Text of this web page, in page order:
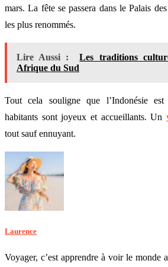
mars. La fête se passera dans le Palais
les plus renommés.
Lire Aussi :
Les traditions
Afrique du Sud
Tout cela souligne que l’Indonésie
habitants sont joyeux et accueillants. Un
tout sauf ennuyant.
Laurence
Voyager, c’est apprendre à voir le monde